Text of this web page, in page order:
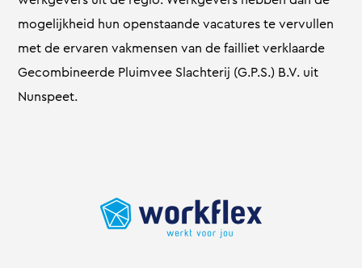
mogelijkheid hun openstaande vacatures te vervullen
met de ervaren vakmensen van de failliet verklaarde
Gecombineerde Pluimvee Slachterij (G.P.S.) B.V. uit
Nunspeet.